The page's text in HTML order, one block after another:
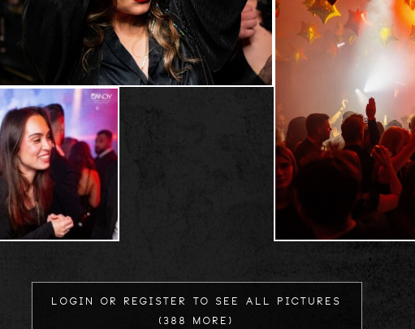
Login or register to see all Pictures
(388 more)